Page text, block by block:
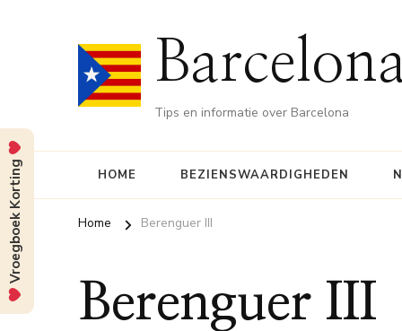
Tips en informatie over Barcelona
HOME BEZIENSWAARDIGHEDEN
Home Berenguer III
Berenguer III
Vroegboek Korting